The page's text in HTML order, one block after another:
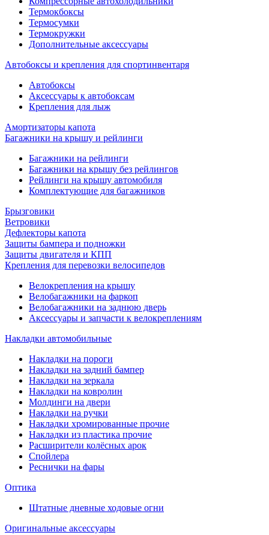
Термокбоксы
Термосумки
Термокружки
Дополнительные аксессуары
Автобоксы и крепления для спортинвентаря
Автобоксы
Аксессуары к автобоксам
Крепления для лыж
Амортизаторы капота
Багажники на крышу и рейлинги
Багажники на рейлинги
Багажники на крышу без рейлингов
Рейлинги на крышу автомобиля
Комплектующие для багажников
Брызговики
Ветровики
Дефлекторы капота
Защиты бампера и подножки
Защиты двигателя и КПП
Крепления для перевозки велосипедов
Велокрепления на крышу
Велобагажники на фаркоп
Велобагажники на заднюю дверь
Аксессуары и запчасти к велокреплениям
Накладки автомобильные
Накладки на пороги
Накладки на задний бампер
Накладки на зеркала
Накладки на ковролин
Молдинги на двери
Накладки на ручки
Накладки хромированные прочие
Накладки из пластика прочие
Расширители колёсных арок
Спойлера
Реснички на фары
Оптика
Штатные дневные ходовые огни
Оригинальные аксессуары